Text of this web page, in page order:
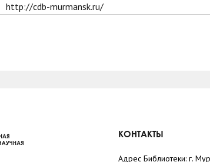
http://cdb-murmansk.ru/
КОНТАКТЫ
Адрес Библиотеки: г.